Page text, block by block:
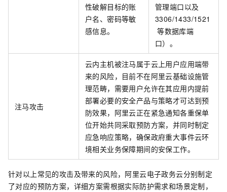
性破解目标的账
户名、密码等敏
感信息。
管理端口以及
3306/1433/1521
等数据库端
口）。
注马攻击
云内主机被注马属于云上用户应用端带
来的风险，目前不在阿里云基础设施管
理范畴，需要用户允许在其应用内提前
部署必要的安全产品与策略才可达到预
防效果，阿里云正在紧急通知各重保单
位开始共同采取预防方案，并同时制定
应急响应策略，确保政府重大事件云环
境相关业务保障期间的安保工作。
针对以上常见的攻击及带来的风险，阿里云电子政务云分别制定
了对应的预防方案，详细方案需根据实际防护需求和场景定制，